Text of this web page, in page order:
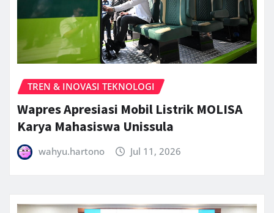
TREN & INOVASI TEKNOLOGI
Wapres Apresiasi Mobil Listrik MOLISA
Karya Mahasiswa Unissula
wahyu.hartono Jul 11, 2026